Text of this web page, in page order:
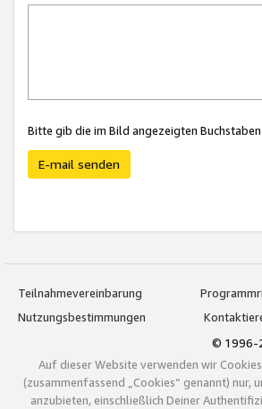
Bitte gib die im Bild angezeigten
E-mail senden
Teilnahmevereinbarung
Nutzungsbestimmungen
© 1996-
Auf dieser Website verwenden wir
(zusammenfassend „Cookies“ genannt) nur,
anzubieten, einschließlich Deiner